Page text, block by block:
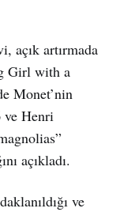
açık artırmada
Girl with a
Monet’nin
ve Henri
açıkladı.
ve